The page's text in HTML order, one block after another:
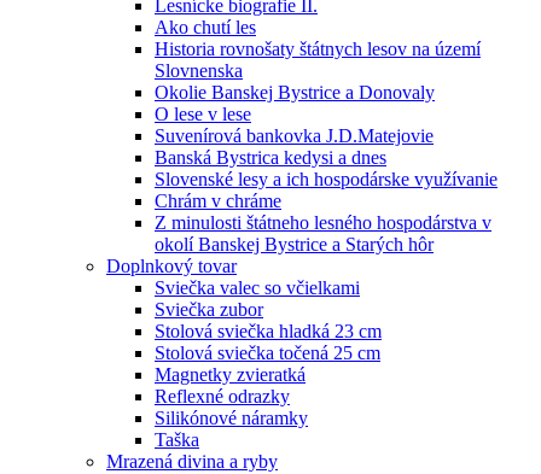
Lesnícke biografie II.
Ako chutí les
Historia rovnošaty štátnych lesov na území
Slovnenska
Okolie Banskej Bystrice a Donovaly
O lese v lese
Suvenírová bankovka J.D.Matejovie
Banská Bystrica kedysi a dnes
Slovenské lesy a ich hospodárske využívanie
Chrám v chráme
Z minulosti štátneho lesného hospodárstva v
okolí Banskej Bystrice a Starých hôr
Doplnkový tovar
Sviečka valec so včielkami
Sviečka zubor
Stolová sviečka hladká 23 cm
Stolová sviečka točená 25 cm
Magnetky zvieratká
Reflexné odrazky
Silikónové náramky
Taška
Mrazená divina a ryby